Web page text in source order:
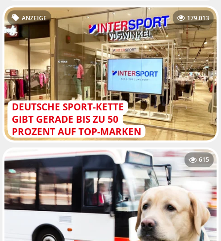
DEUTSCHE SPORT-KETTE
GIBT GERADE BIS ZU 50
PROZENT AUF TOP-MARKEN
ANZEIGE 179.013
615